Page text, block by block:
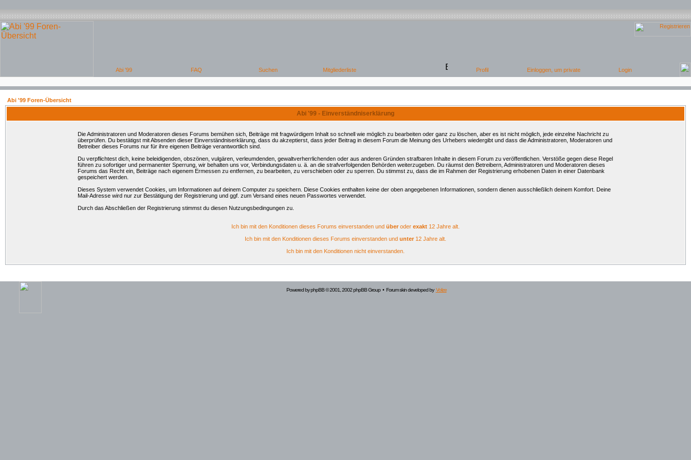
Abi '99 Foren-Übersicht
Abi '99 - Einverständniserklärung
Die Administratoren und Moderatoren dieses Forums bemühen sich, Beiträge mit fragwürdigem Inhalt so schnell wie möglich zu bearbeiten oder ganz zu löschen, aber es ist nicht möglich, jede einzelne Nachricht zu
überprüfen. Du bestätigst mit Absenden dieser Einverständniserklärung, dass du akzeptierst, dass jeder Beitrag in diesem Forum die Meinung des Urhebers wiedergibt und dass die Administratoren, Moderatoren und
Betreiber dieses Forums nur für ihre eigenen Beiträge verantwortlich sind.
Du verpflichtest dich, keine beleidigenden, obszönen, vulgären, verleumdenden, gewaltverherrlichenden oder aus anderen Gründen strafbaren Inhalte in diesem Forum zu veröffentlichen. Verstöße gegen diese Regel
führen zu sofortiger und permanenter Sperrung, wir behalten uns vor, Verbindungsdaten u. ä. an die strafverfolgenden Behörden weiterzugeben. Du räumst den Betreibern, Administratoren und Moderatoren dieses
Forums das Recht ein, Beiträge nach eigenem Ermessen zu entfernen, zu bearbeiten, zu verschieben oder zu sperren. Du stimmst zu, dass die im Rahmen der Registrierung erhobenen Daten in einer Datenbank
gespeichert werden.
Dieses System verwendet Cookies, um Informationen auf deinem Computer zu speichern. Diese Cookies enthalten keine der oben angegebenen Informationen, sondern dienen ausschließlich deinem Komfort. Deine
Mail-Adresse wird nur zur Bestätigung der Registrierung und ggf. zum Versand eines neuen Passwortes verwendet.
Durch das Abschließen der Registrierung stimmst du diesen Nutzungsbedingungen zu.
Ich bin mit den Konditionen dieses Forums einverstanden und überoder exakt 12 Jahre alt.
Ich bin mit den Konditionen dieses Forums einverstanden und unter12 Jahre alt.
Ich bin mit den Konditionen nicht einverstanden.
Powered byphpBB© 2001, 2002 phpBB Group • Forum skin developed by Volize